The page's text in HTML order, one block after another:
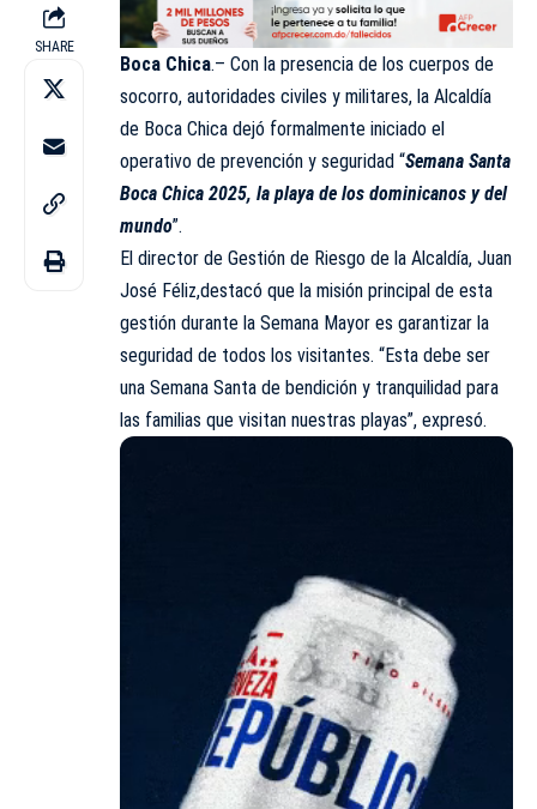
SHARE
Boca Chica.– Con la presencia de los cuerpos de
socorro, autoridades civiles y militares, la Alcaldía
de Boca Chica dejó formalmente iniciado el
operativo de prevención y seguridad “Semana Santa
Boca Chica 2025, la playa de los dominicanos y del
mundo”.
El director de Gestión de Riesgo de la Alcaldía, Juan
José Féliz,destacó que la misión principal de esta
gestión durante la Semana Mayor es garantizar la
seguridad de todos los visitantes. “Esta debe ser
una Semana Santa de bendición y tranquilidad para
las familias que visitan nuestras playas”, expresó.